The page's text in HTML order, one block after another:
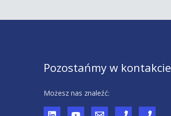
Pozostańmy w kontakcie
Możesz nas znaleźć: